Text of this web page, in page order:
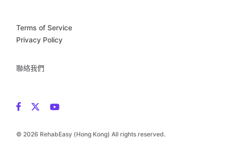
© 2026 RehabEasy (Hong Kong) All rights reserved.
Terms of Service
Privacy Policy
聯絡我們